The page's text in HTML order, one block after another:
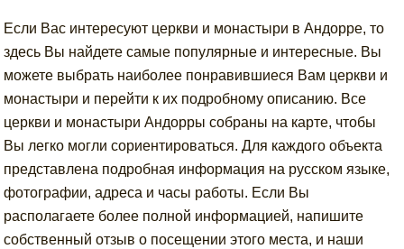
Если Вас интересуют церкви и монастыри в Андорре, то
здесь Вы найдете самые популярные и интересные. Вы
можете выбрать наиболее понравившиеся Вам церкви и
монастыри и перейти к их подробному описанию. Все
церкви и монастыри Андорры собраны на карте, чтобы
Вы легко могли сориентироваться. Для каждого объекта
представлена подробная информация на русском языке,
фотографии, адреса и часы работы. Если Вы
располагаете более полной информацией, напишите
собственный отзыв о посещении этого места, и наши